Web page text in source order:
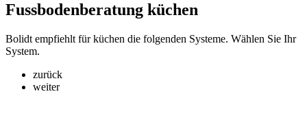
Fussbodenberatung küchen
Bolidt empfiehlt für küchen die folgenden Systeme. Wählen Sie Ihr
System.
zurück
weiter